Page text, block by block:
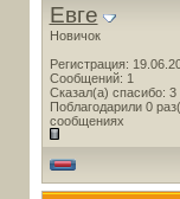
Евге
Новичок
Регистрация:
Сообщений: 1
Сказал(а) спасибо: 3
Поблагодарили 0
сообщениях